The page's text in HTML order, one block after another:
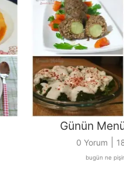
Günün
0 Yorum
bugün ne